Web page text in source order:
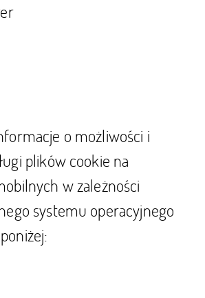
o możliwości i
plików cookie na
w zależności
systemu operacyjnego